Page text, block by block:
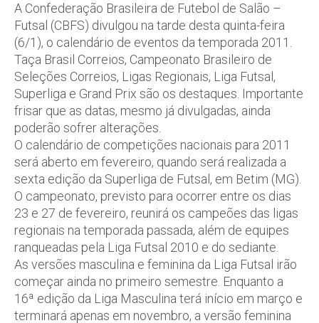
A Confederação Brasileira de Futebol de Salão –
Futsal (CBFS) divulgou na tarde desta quinta-feira
(6/1), o calendário de eventos da temporada 2011.
Taça Brasil Correios, Campeonato Brasileiro de
Seleções Correios, Ligas Regionais, Liga Futsal,
Superliga e Grand Prix são os destaques. Importante
frisar que as datas, mesmo já divulgadas, ainda
poderão sofrer alterações.
O calendário de competições nacionais para 2011
será aberto em fevereiro, quando será realizada a
sexta edição da Superliga de Futsal, em Betim (MG).
O campeonato, previsto para ocorrer entre os dias
23 e 27 de fevereiro, reunirá os campeões das ligas
regionais na temporada passada, além de equipes
ranqueadas pela Liga Futsal 2010 e do sediante.
As versões masculina e feminina da Liga Futsal irão
começar ainda no primeiro semestre. Enquanto a
16ª edição da Liga Masculina terá início em março e
terminará apenas em novembro, a versão feminina